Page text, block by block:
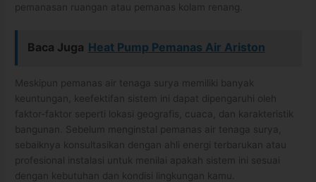
pemanasan ruangan atau pemanas kolam renang.
Baca Juga Heat Pump Pemanas Air Ariston
Meskipun pemanas air tenaga surya memiliki banyak
keuntungan, keefektifan sistem ini dapat dipengaruhi oleh
faktor-faktor seperti lokasi geografis, cuaca, dan karakteristik
bangunan. Sebelum menginstal pemanas air tenaga surya,
sebaiknya konsultasikan dengan ahli energi terbarukan atau
profesional instalasi untuk menilai apakah sistem ini sesuai
dengan kebutuhan dan kondisi lingkungan kamu.